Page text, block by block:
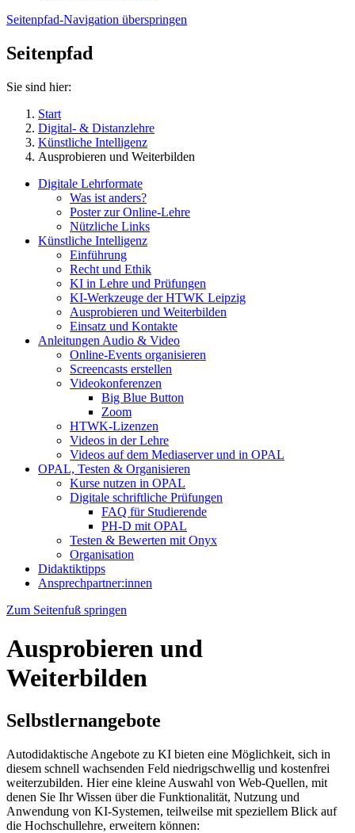
Seitenpfad-Navigation überspringen
Seitenpfad
Sie sind hier:
Start
Digital- & Distanzlehre
Künstliche Intelligenz
Ausprobieren und Weiterbilden
Digitale Lehrformate
Was ist anders?
Poster zur Online-Lehre
Nützliche Links
Künstliche Intelligenz
Einführung
Recht und Ethik
KI in Lehre und Prüfungen
KI-Werkzeuge der HTWK Leipzig
Ausprobieren und Weiterbilden
Einsatz und Kontakte
Anleitungen Audio & Video
Online-Events organisieren
Screencasts erstellen
Videokonferenzen
Big Blue Button
Zoom
HTWK-Lizenzen
Videos in der Lehre
Videos auf dem Mediaserver und in OPAL
OPAL, Testen & Organisieren
Kurse nutzen in OPAL
Digitale schriftliche Prüfungen
FAQ für Studierende
PH-D mit OPAL
Testen & Bewerten mit Onyx
Organisation
Didaktiktipps
Ansprechpartner:innen
Zum Seitenfuß springen
Ausprobieren und
Weiterbilden
Selbstlernangebote
Autodidaktische Angebote zu KI bieten eine Möglichkeit, sich in
diesem schnell wachsenden Feld niedrigschwellig und kostenfrei
weiterzubilden. Hier eine kleine Auswahl von Web-Quellen, mit
denen Sie Ihr Wissen über die Funktionalität, Nutzung und
Anwendung von KI-Systemen, teilweilse mit speziellem Blick auf
die Hochschullehre, erweitern können: